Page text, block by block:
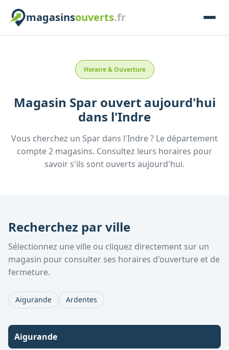
magasinsouverts.fr
Horaire & Ouverture
Magasin Sparouvert aujourd'hui
dans l'Indre
Vous cherchez un Spar dans l'Indre? Le département
compte2 magasins. Consultez leurs horaires pour
savoir s'ils sont ouverts aujourd'hui.
Recherchez par ville
Sélectionnez une ville ou cliquez directement sur un
magasin pour consulter ses horaires d'ouverture et de
fermeture.
Aigurande Ardentes
Aigurande